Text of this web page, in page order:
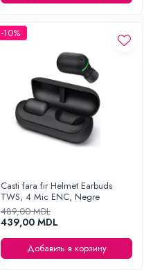
-10%
Casti fara fir Helmet Earbuds
TWS, 4 Mic ENC, Negre
489,00 MDL
439,00 MDL
Добавить в корзину